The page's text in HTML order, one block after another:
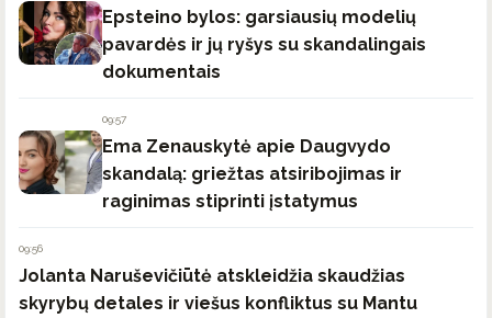
Epsteino bylos: garsiausių modelių
pavardės ir jų ryšys su skandalingais
dokumentais
09:57
Ema Zenauskytė apie Daugvydo
skandalą: griežtas atsiribojimas ir
raginimas stiprinti įstatymus
09:56
Jolanta Naruševičiūtė atskleidžia skaudžias
skyrybų detales ir viešus konfliktus su Mantu